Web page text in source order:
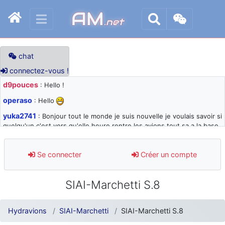
AM.net
chat
connectez-vous !
d9pouces : Hello !
operaso : Hello
yuka2741 : Bonjour tout le monde je suis nouvelle je voulais savoir si
quelqu'un c'est vers qu'elle heure rentre les avions tout sa a la base
d9pouces: désolé pour les quelques blocages du site ces derniers
jours : je teste des méthodes contre le spam et les bots trop nocifs
: Super, la nouvelle bannière
d9pouces
: je suis un avion@,._,+ > lesquels ? je ne suis pas sûr de
comprendre
Se connecter Créer un compte
SIAI-Marchetti S.8
Hydravions SIAI-Marchetti SIAI-Marchetti S.8